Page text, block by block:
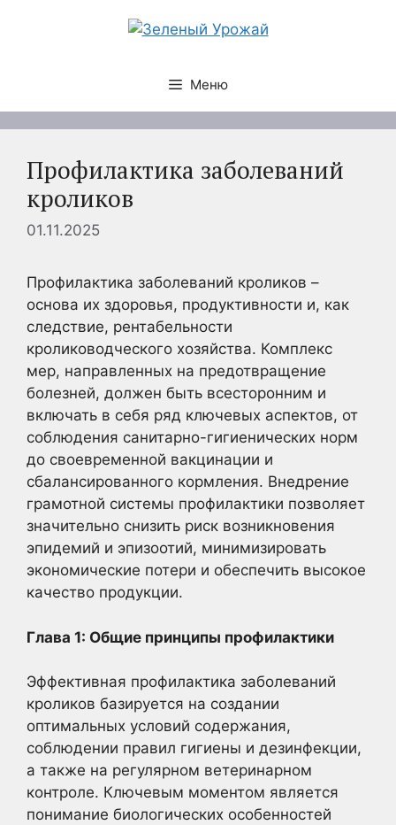
Меню
Профилактика заболеваний
кроликов
01.11.2025
Профилактика заболеваний кроликов –
основа их здоровья, продуктивности и, как
следствие, рентабельности
кролиководческого хозяйства. Комплекс
мер, направленных на предотвращение
болезней, должен быть всесторонним и
включать в себя ряд ключевых аспектов, от
соблюдения санитарно-гигиенических норм
до своевременной вакцинации и
сбалансированного кормления. Внедрение
грамотной системы профилактики позволяет
значительно снизить риск возникновения
эпидемий и эпизоотий, минимизировать
экономические потери и обеспечить высокое
качество продукции.
Глава 1: Общие принципы профилактики
Эффективная профилактика заболеваний
кроликов базируется на создании
оптимальных условий содержания,
соблюдении правил гигиены и дезинфекции,
а также на регулярном ветеринарном
контроле. Ключевым моментом является
понимание биологических особенностей